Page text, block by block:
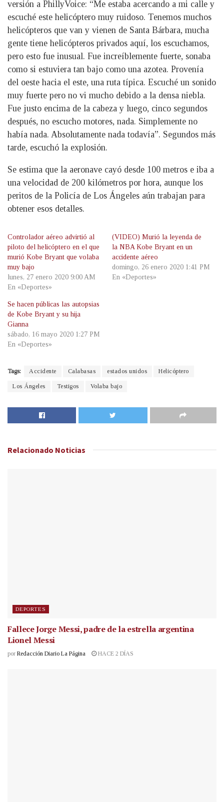
versión a PhillyVoice: “Me estaba acercando a mi calle y
escuché este helicóptero muy ruidoso. Tenemos muchos
helicópteros que van y vienen de Santa Bárbara, mucha
gente tiene helicópteros privados aquí, los escuchamos,
pero esto fue inusual. Fue increíblemente fuerte, sonaba
como si estuviera tan bajo como una azotea. Provenía
del oeste hacia el este, una ruta típica. Escuché un sonido
muy fuerte pero no vi mucho debido a la densa niebla.
Fue justo encima de la cabeza y luego, cinco segundos
después, no escucho motores, nada. Simplemente no
había nada. Absolutamente nada todavía”. Segundos más
tarde, escuchó la explosión.
Se estima que la aeronave cayó desde 100 metros e iba a
una velocidad de 200 kilómetros por hora, aunque los
peritos de la Policía de Los Ángeles aún trabajan para
obtener esos detalles.
Controlador aéreo advirtió al
piloto del helicóptero en el que
murió Kobe Bryant que volaba
muy bajo
lunes, 27 enero 2020 9:00 AM
En «Deportes»
(VIDEO) Murió la leyenda de
la NBA Kobe Bryant en un
accidente aéreo
domingo, 26 enero 2020 1:41 PM
En «Deportes»
Se hacen públicas las autopsias
de Kobe Bryant y su hija
Gianna
sábado, 16 mayo 2020 1:27 PM
En «Deportes»
Tags: Accidente Calabasas estados unidos Helicóptero
Los Ángeles Testigos Volaba bajo
Relacionado Noticias
DEPORTES
Fallece Jorge Messi, padre de la estrella argentina
Lionel Messi
por Redacción Diario La Página HACE 2 DÍAS